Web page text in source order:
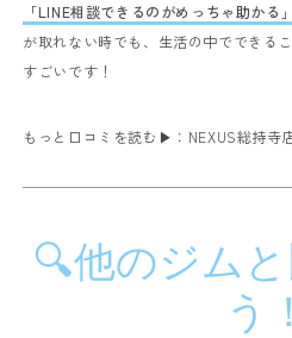
「LINE相談できるのがめっちゃ助かる」
が取れない時でも、生活の中でできる
すごいです！
もっと口コミを読む▶： NEXUS総持寺
🔍他のジム
う！